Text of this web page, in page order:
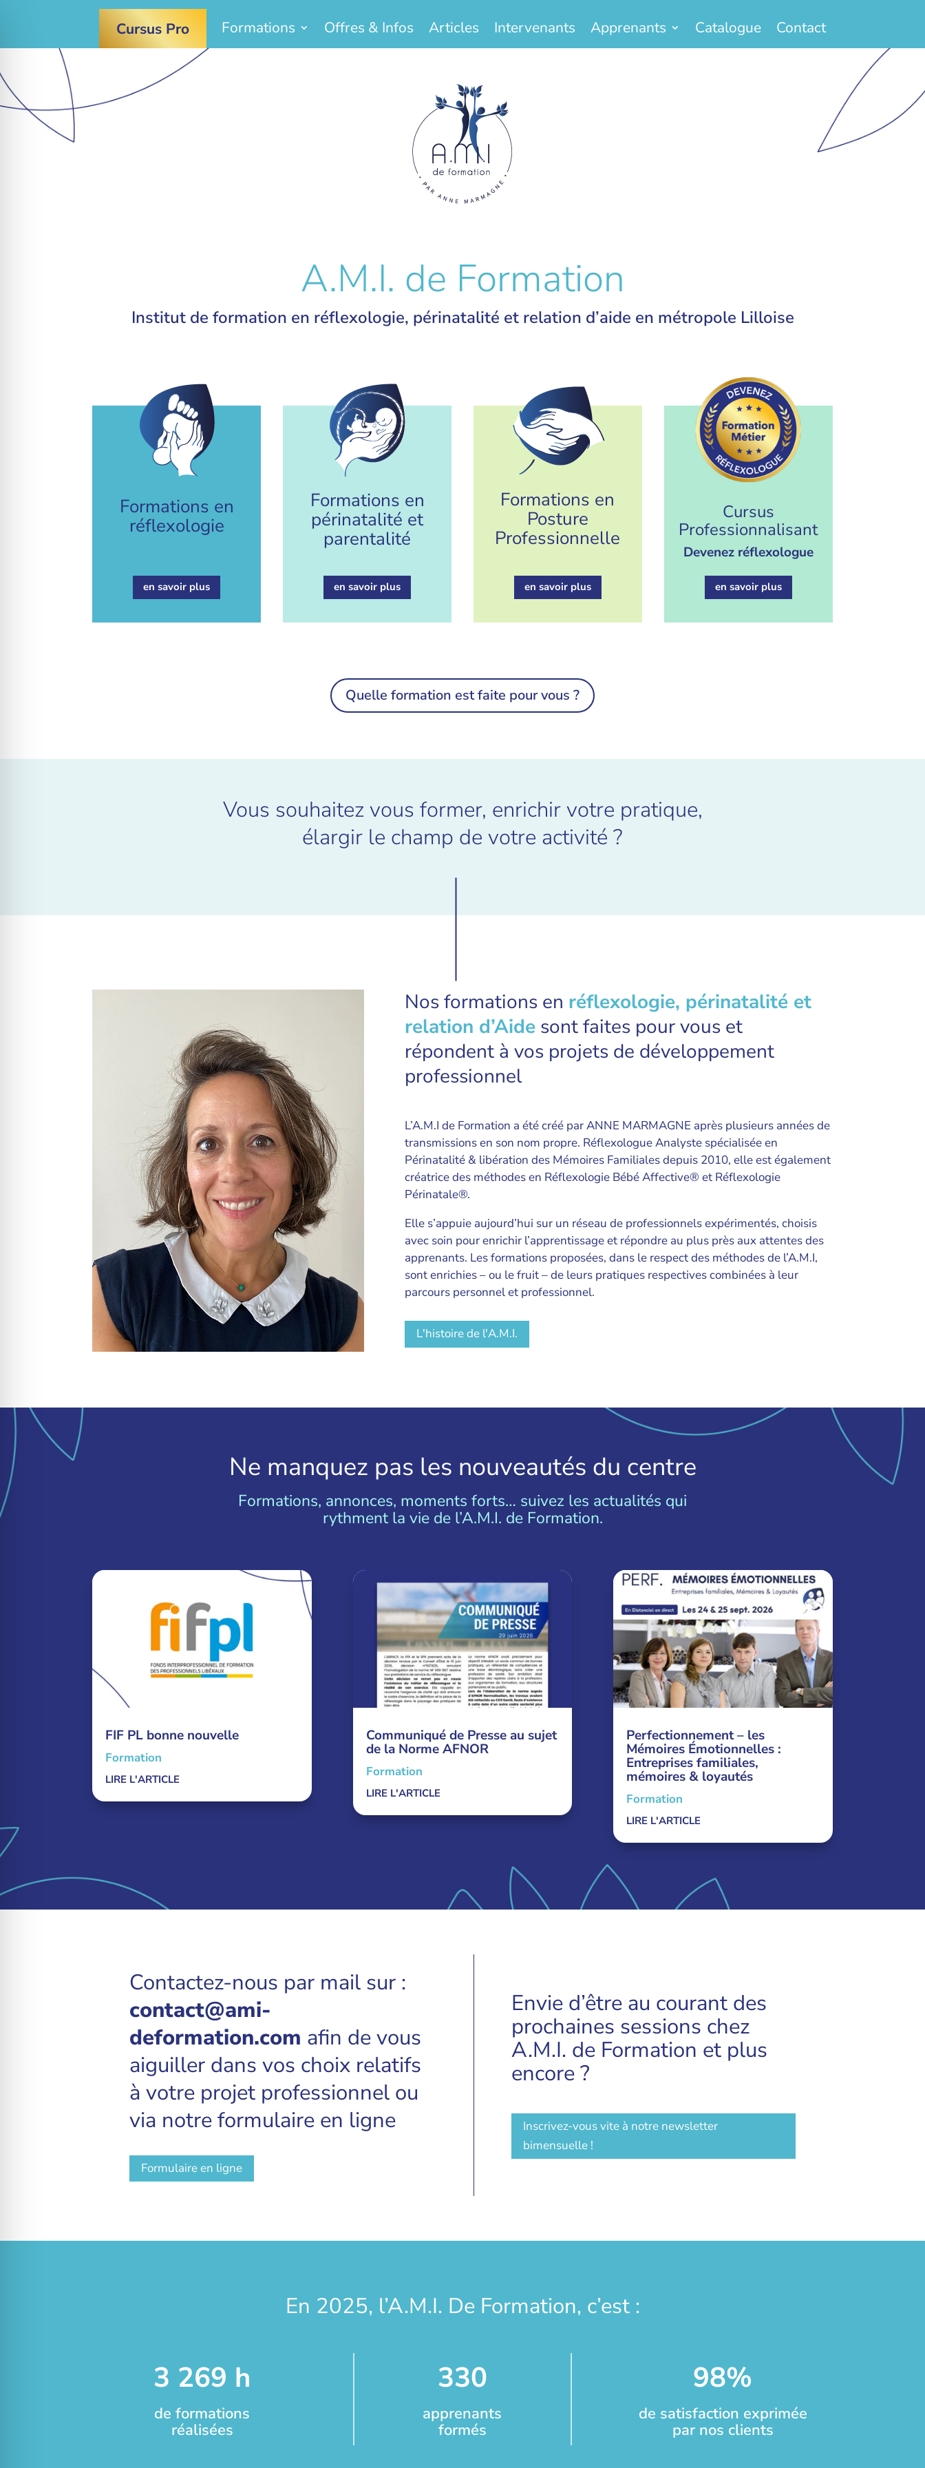
Cursus Pro Formations Offres & Infos Articles Intervenants Apprenants Catalogue Contact
A.M.I. de Formation
Institut de formation en réflexologie, périnatalité et relation d’aide en métropole Lilloise
Formations en
réflexologie
en savoir plus
Formations en
périnatalité et
parentalité
en savoir plus
Formations en
Posture
Professionnelle
en savoir plus
Cursus
Professionnalisant
Devenez réflexologue
en savoir plus
Quelle formation est faite pour vous ?
Vous souhaitez vous former, enrichir votre pratique,
élargir le champ de votre activité ?
Nos formations en réflexologie, périnatalité et
relation d’Aide sont faites pour vous et
répondent à vos projets de développement
professionnel
L’A.M.I de Formation a été créé par ANNE MARMAGNE après plusieurs années de
transmissions en son nom propre. Réflexologue Analyste spécialisée en
Périnatalité & libération des Mémoires Familiales depuis 2010, elle est également
créatrice des méthodes en Réflexologie Bébé Affective® et Réflexologie
Périnatale®.
Elle s’appuie aujourd’hui sur un réseau de professionnels expérimentés, choisis
avec soin pour enrichir l’apprentissage et répondre au plus près aux attentes des
apprenants. Les formations proposées, dans le respect des méthodes de l’A.M.I,
sont enrichies – ou le fruit – de leurs pratiques respectives combinées à leur
parcours personnel et professionnel.
L'histoire de l'A.M.I.
Ne manquez pas les nouveautés du centre
Formations, annonces, moments forts… suivez les actualités qui
rythment la vie de l’A.M.I. de Formation.
FIF PL bonne nouvelle
Formation
LIRE L'ARTICLE
Communiqué de Presse au sujet
de la Norme AFNOR
Formation
LIRE L'ARTICLE
Perfectionnement – les
Mémoires Émotionnelles :
Entreprises familiales,
mémoires & loyautés
Formation
LIRE L'ARTICLE
Contactez-nous par mail sur :
contact@ami-
deformation.com afin de vous
aiguiller dans vos choix relatifs
à votre projet professionnel ou
via notre formulaire en ligne
Formulaire en ligne
Envie d’être au courant des
prochaines sessions chez
A.M.I. de Formation et plus
encore ?
Inscrivez-vous vite à notre newsletter
bimensuelle !
En 2025, l’A.M.I. De Formation, c’est :
3 269 h
de formations
réalisées
330
apprenants
formés
98%
de satisfaction exprimée
par nos clients